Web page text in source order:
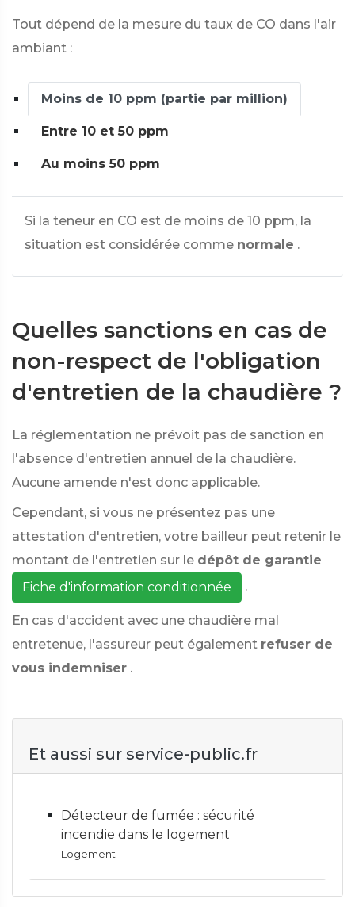
Tout dépend de la mesure du taux de CO dans l'air
ambiant :
Moins de 10 ppm (partie par million)
Entre 10 et 50 ppm
Au moins 50 ppm
Si la teneur en CO est de moins de 10 ppm, la
situation est considérée comme normale .
Quelles sanctions en cas de
non-respect de l'obligation
d'entretien de la chaudière ?
La réglementation ne prévoit pas de sanction en
l'absence d'entretien annuel de la chaudière.
Aucune amende n'est donc applicable.
Cependant, si vous ne présentez pas une
attestation d'entretien, votre bailleur peut retenir le
montant de l'entretien sur le dépôt de garantie
Fiche d'information conditionnée
.
En cas d'accident avec une chaudière mal
entretenue, l'assureur peut également refuser de
vous indemniser .
Et aussi sur service-public.fr
Détecteur de fumée : sécurité
incendie dans le logement
Logement